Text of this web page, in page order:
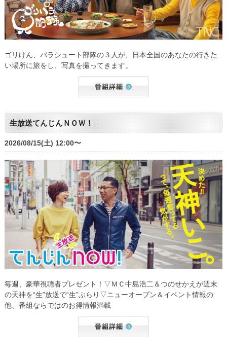
ゴリけん、パラシュート部隊の３人が、日本全国のあなたの行きた
い場所に旅をし、写真を撮ってきます。
生放送てんじんＮＯＷ！
2026/08/15(土) 12:00〜
毎週、豪華視聴者プレゼント！▽ＭＣ中島浩二＆つのせかえが週末
の天神を“生”放送で“生”ぶらり▽ニューオープン＆イベント情報の
他、番組ならではのお得情報満載